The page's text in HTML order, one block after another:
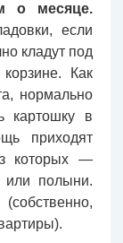
о месяце.
если
кладут под
Как
нормально
картошку в
приходят
которых —
или полыни.